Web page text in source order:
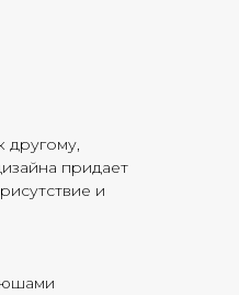
другому,
придает
и